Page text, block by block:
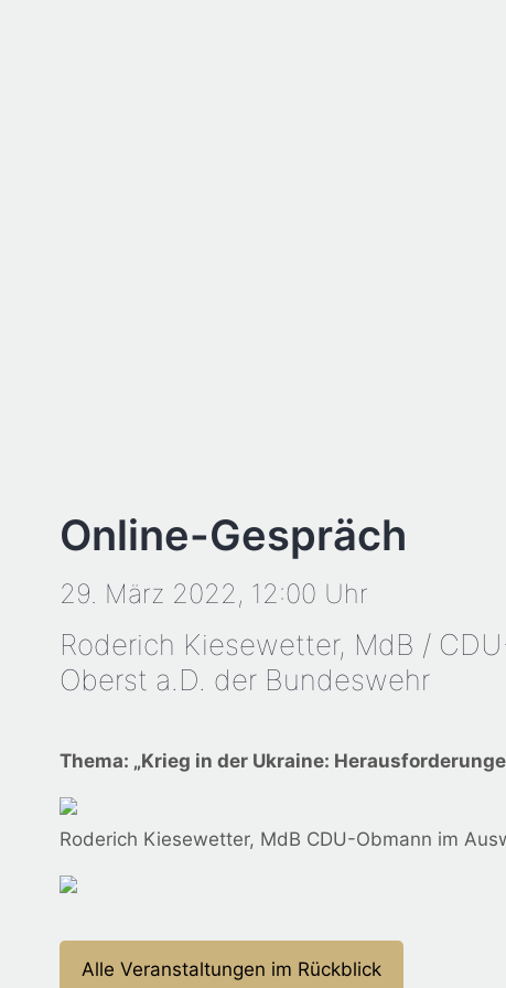
Online-Gespräch
29. März 2022, 12:00 Uhr
Roderich Kiesewetter, MdB /
Oberst a.D. der Bundeswehr
Thema: „Krieg in der Ukraine:
Roderich Kiesewetter, MdB CDU-Obmann im
Alle Veranstaltungen im Rückblick